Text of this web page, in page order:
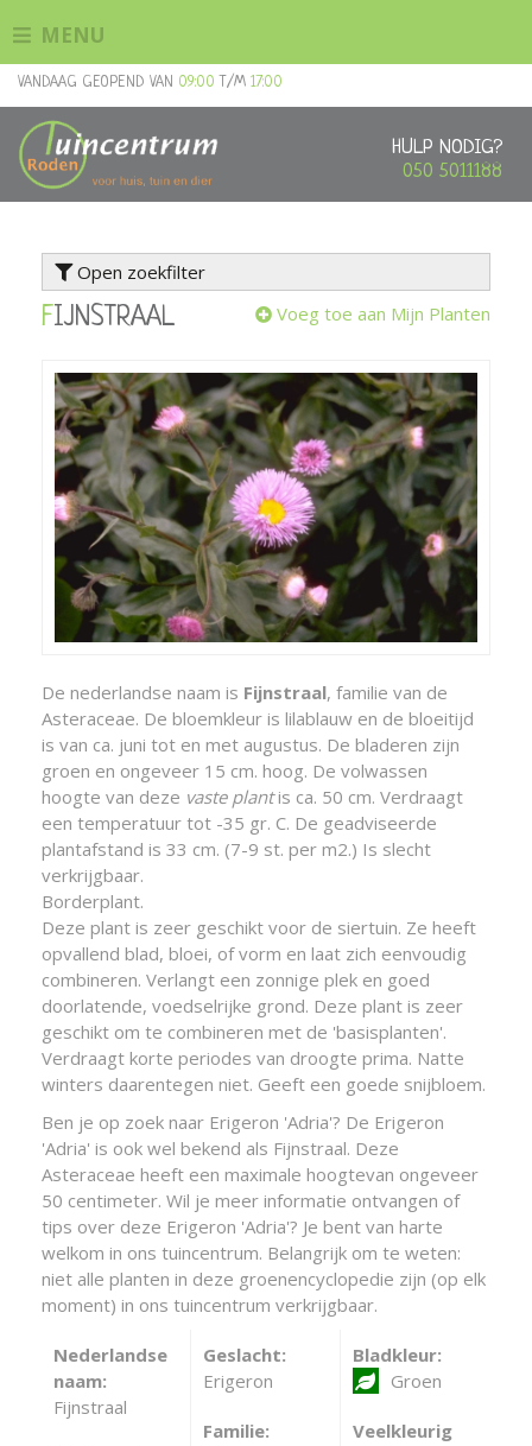
n
HULP NODIG?
050 5011188
VANDAAG GEOPEND VAN 09:00 T/M 17:00
MENU
Open zoekfilter
FIJNSTRAAL Voeg toe aan Mijn Planten
De nederlandse naam is Fijnstraal, familie van de
Asteraceae. De bloemkleur is lilablauw en de bloeitijd
is van ca. juni tot en met augustus. De bladeren zijn
groen en ongeveer 15 cm. hoog. De volwassen
hoogte van deze vaste plantis ca. 50 cm. Verdraagt
een temperatuur tot -35 gr. C. De geadviseerde
plantafstand is 33 cm. (7-9 st. per m2.) Is slecht
verkrijgbaar.
Borderplant.
Deze plant is zeer geschikt voor de siertuin. Ze heeft
opvallend blad, bloei, of vorm en laat zich eenvoudig
combineren. Verlangt een zonnige plek en goed
doorlatende, voedselrijke grond. Deze plant is zeer
geschikt om te combineren met de 'basisplanten'.
Verdraagt korte periodes van droogte prima. Natte
winters daarentegen niet. Geeft een goede snijbloem.
Ben je op zoek naar Erigeron 'Adria'? De Erigeron
'Adria' is ook wel bekend als Fijnstraal. Deze
Asteraceae heeft een maximale hoogtevan ongeveer
50 centimeter. Wil je meer informatie ontvangen of
tips over deze Erigeron 'Adria'? Je bent van harte
welkom in ons tuincentrum. Belangrijk om te weten:
niet alle planten in deze groenencyclopedie zijn (op elk
moment) in ons tuincentrum verkrijgbaar.
Nederlandse
naam:
Fijnstraal
Geslacht:
Erigeron
Familie:
Bladkleur:
Groen
Veelkleurig